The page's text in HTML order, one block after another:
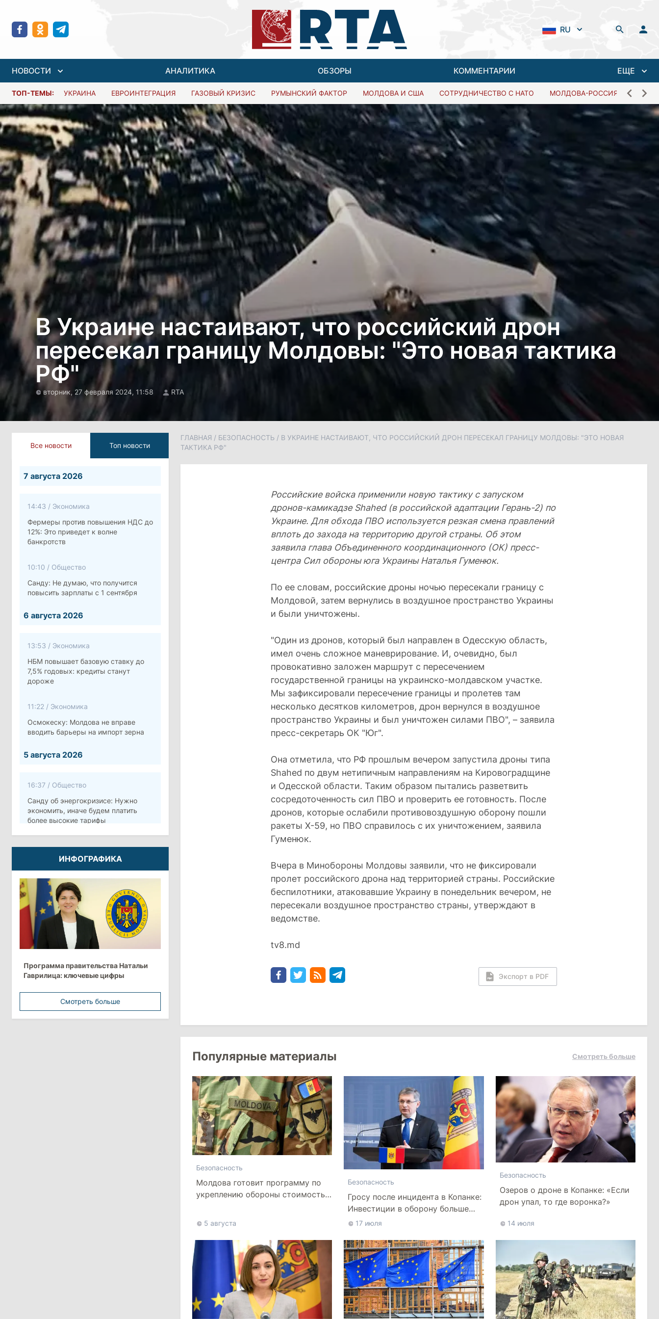
RU
НОВОСТИ АНАЛИТИКА ОБЗОРЫ КОММЕНТАРИИ ЕЩЕ
ТОП-ТЕМЫ: УКРАИНА ЕВРОИНТЕГРАЦИЯ ГАЗОВЫЙ КРИЗИС РУМЫНСКИЙ ФАКТОР МОЛДОВА И США СОТРУДНИЧЕСТВО С НАТО МОЛДОВА-РОССИЯ
В Украине настаивают, что российский дрон
пересекал границу Молдовы: "Это новая тактика
РФ"
вторник, 27 февраля 2024, 11:58 RTA
Все новости Топ новости
7 августа 2026
14:43 / Экономика
Фермеры против повышения НДС до
12%: Это приведет к волне
банкротств
10:10 / Общество
Санду: Не думаю, что получится
повысить зарплаты с 1 сентября
6 августа 2026
13:53 / Экономика
НБМ повышает базовую ставку до
7,5% годовых: кредиты станут
дороже
11:22 / Экономика
Осмокеску: Молдова не вправе
вводить барьеры на импорт зерна
5 августа 2026
16:37 / Общество
Санду об энергокризисе: Нужно
экономить, иначе будем платить
более высокие тарифы
10:12/Безопасность
Молдова готовит программу по
укреплению обороны стоимостью
более 10 млрд леев на ближайшие
пять лет
4 августа 2026
15:15
Экономика
европейских стран с самой низкой
минимальной зарплатой
Политика
Анна Ревенко уходит с поста главы
ИНФОГРАФИКА
Программа правительства Натальи
Гаврилица: ключевые цифры
Смотреть больше
ГЛАВНАЯ / БЕЗОПАСНОСТЬ / В УКРАИНЕ НАСТАИВАЮТ, ЧТО РОССИЙСКИЙ ДРОН ПЕРЕСЕКАЛ ГРАНИЦУ МОЛДОВЫ: "ЭТО НОВАЯ
ТАКТИКА РФ"
Российские войска применили новую тактику с запуском
дронов-камикадзе Shahed (в российской адаптации Герань-2) по
Украине. Для обхода ПВО используется резкая смена правлений
вплоть до захода на территорию другой страны. Об этом
заявила глава Объединенного координационного (ОК) пресс-
центра Сил обороны юга Украины Наталья Гуменюк.
По ее словам, российские дроны ночью пересекали границу с
Молдовой, затем вернулись в воздушное пространство Украины
и были уничтожены.
"Один из дронов, который был направлен в Одесскую область,
имел очень сложное маневрирование. И, очевидно, был
провокативно заложен маршрут с пересечением
государственной границы на украинско-молдавском участке.
Мы зафиксировали пересечение границы и пролетев там
несколько десятков километров, дрон вернулся в воздушное
пространство Украины и был уничтожен силами ПВО", – заявила
пресс-секретарь ОК "Юг".
Она отметила, что РФ прошлым вечером запустила дроны типа
Shahed по двум нетипичным направлениям на Кировоградщине
и Одесской области. Таким образом пытались разветвить
сосредоточенность сил ПВО и проверить ее готовность. После
дронов, которые ослабили противовоздушную оборону пошли
ракеты Х-59, но ПВО справилось с их уничтожением, заявила
Гуменюк.
Вчера в Минобороны Молдовы заявили, что не фиксировали
пролет российского дрона над территорией страны. Российские
беспилотники, атаковавшие Украину в понедельник вечером, не
пересекали воздушное пространство страны, утверждают в
ведомстве.
tv8.md
Экспорт в PDF
Популярные материалы Смотреть больше
Безопасность
Молдова готовит программу по
укреплению обороны стоимостью
5 августа
Безопасность
Гросу после инцидента в Копанке:
Инвестиции в оборону больше
нельзя откладывать
17 июля
Безопасность
Озеров о дроне в Копанке: «Если
дрон упал, то где воронка?»
14 июля